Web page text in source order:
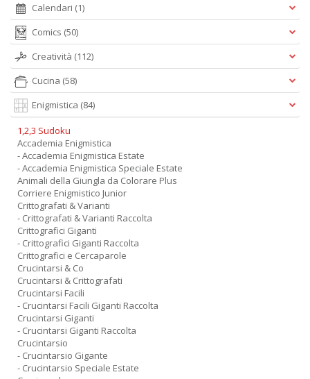
Calendari (1)
Comics (50)
Creatività (112)
Cucina (58)
Enigmistica (84)
1,2,3 Sudoku
Accademia Enigmistica
- Accademia Enigmistica Estate
- Accademia Enigmistica Speciale Estate
Animali della Giungla da Colorare Plus
Corriere Enigmistico Junior
Crittografati & Varianti
- Crittografati & Varianti Raccolta
Crittografici Giganti
- Crittografici Giganti Raccolta
Crittografici e Cercaparole
Crucintarsi & Co
Crucintarsi & Crittografati
Crucintarsi Facili
- Crucintarsi Facili Giganti Raccolta
Crucintarsi Giganti
- Crucintarsi Giganti Raccolta
Crucintarsio
- Crucintarsio Gigante
- Crucintarsio Speciale Estate